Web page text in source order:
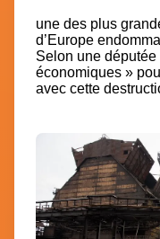
une des plus
d’Europe
Selon une
économiques »
avec cette